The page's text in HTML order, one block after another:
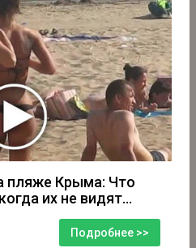
пляже Крыма: Что
их не видят...
Подробнее >>